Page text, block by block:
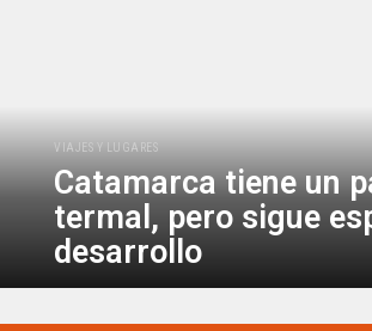
VIAJES Y LUGARES
Catamarca tiene un
termal, pero sigue
desarrollo